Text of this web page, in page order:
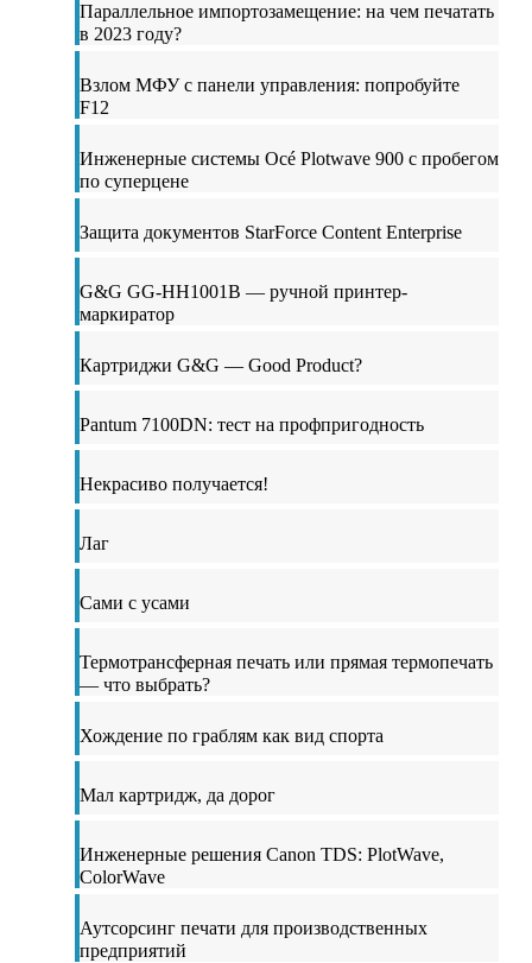
Параллельное импортозамещение: на чем печатать
в 2023 году?
Взлом МФУ с панели управления: попробуйте
F12
Инженерные системы Océ Plotwave 900 с пробегом
по суперцене
Защита документов StarForce Content Enterprise
G&G GG-HH1001B — ручной принтер-
маркиратор
Картриджи G&G — Good Product?
Pantum 7100DN: тест на профпригодность
Некрасиво получается!
Лаг
Сами с усами
Термотрансферная печать или прямая термопечать
— что выбрать?
Хождение по граблям как вид спорта
Мал картридж, да дорог
Инженерные решения Canon TDS: PlotWave,
ColorWave
Аутсорсинг печати для производственных
предприятий